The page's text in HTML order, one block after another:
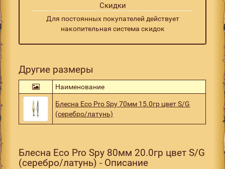
Скидки
Для постоянных покупателей действует
накопительная система скидок
Другие размеры
Наименование
Блесна Eco Pro Spy 70мм 15.0гр цвет S/G
(серебро/латунь)
Блесна Eco Pro Spy 80мм 20.0гр цвет S/G
(серебро/латунь) - Описание